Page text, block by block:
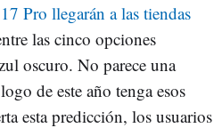
Pro llegarán a las tiendas
las cinco opciones
oscuro. No parece una
de este año tenga esos
esta predicción, los usuarios